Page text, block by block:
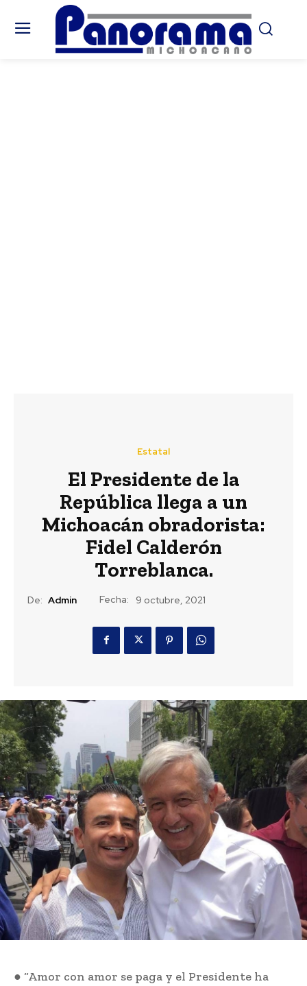
Estatal
El Presidente de la
República llega a un
Michoacán obradorista:
Fidel Calderón
Torreblanca.
De: Admin Fecha: 9 octubre, 2021
● “Amor con amor se paga y el Presidente ha